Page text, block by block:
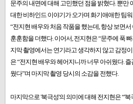
문주의 내면에 대해 고민했던 점을 밝혔다. 뿐만
대한 비하인드 이야기가 오가며 화기애애한 팀
“전지현 배우와 처음 작품을 했는데, 항상 보면
훈훈함을 더했다. 이어서, 전지현은 “문주에 푹
지막 촬영에서는 연기라고 생각하지 않고 감정
은 “전지현 배우와 헤어지니까 너무 아쉬웠다.
웠다”​며 마지막 촬영 당시의 소감을 전했다.
마지막으로 '북극성'의 의미에 대해 전지현은 “'